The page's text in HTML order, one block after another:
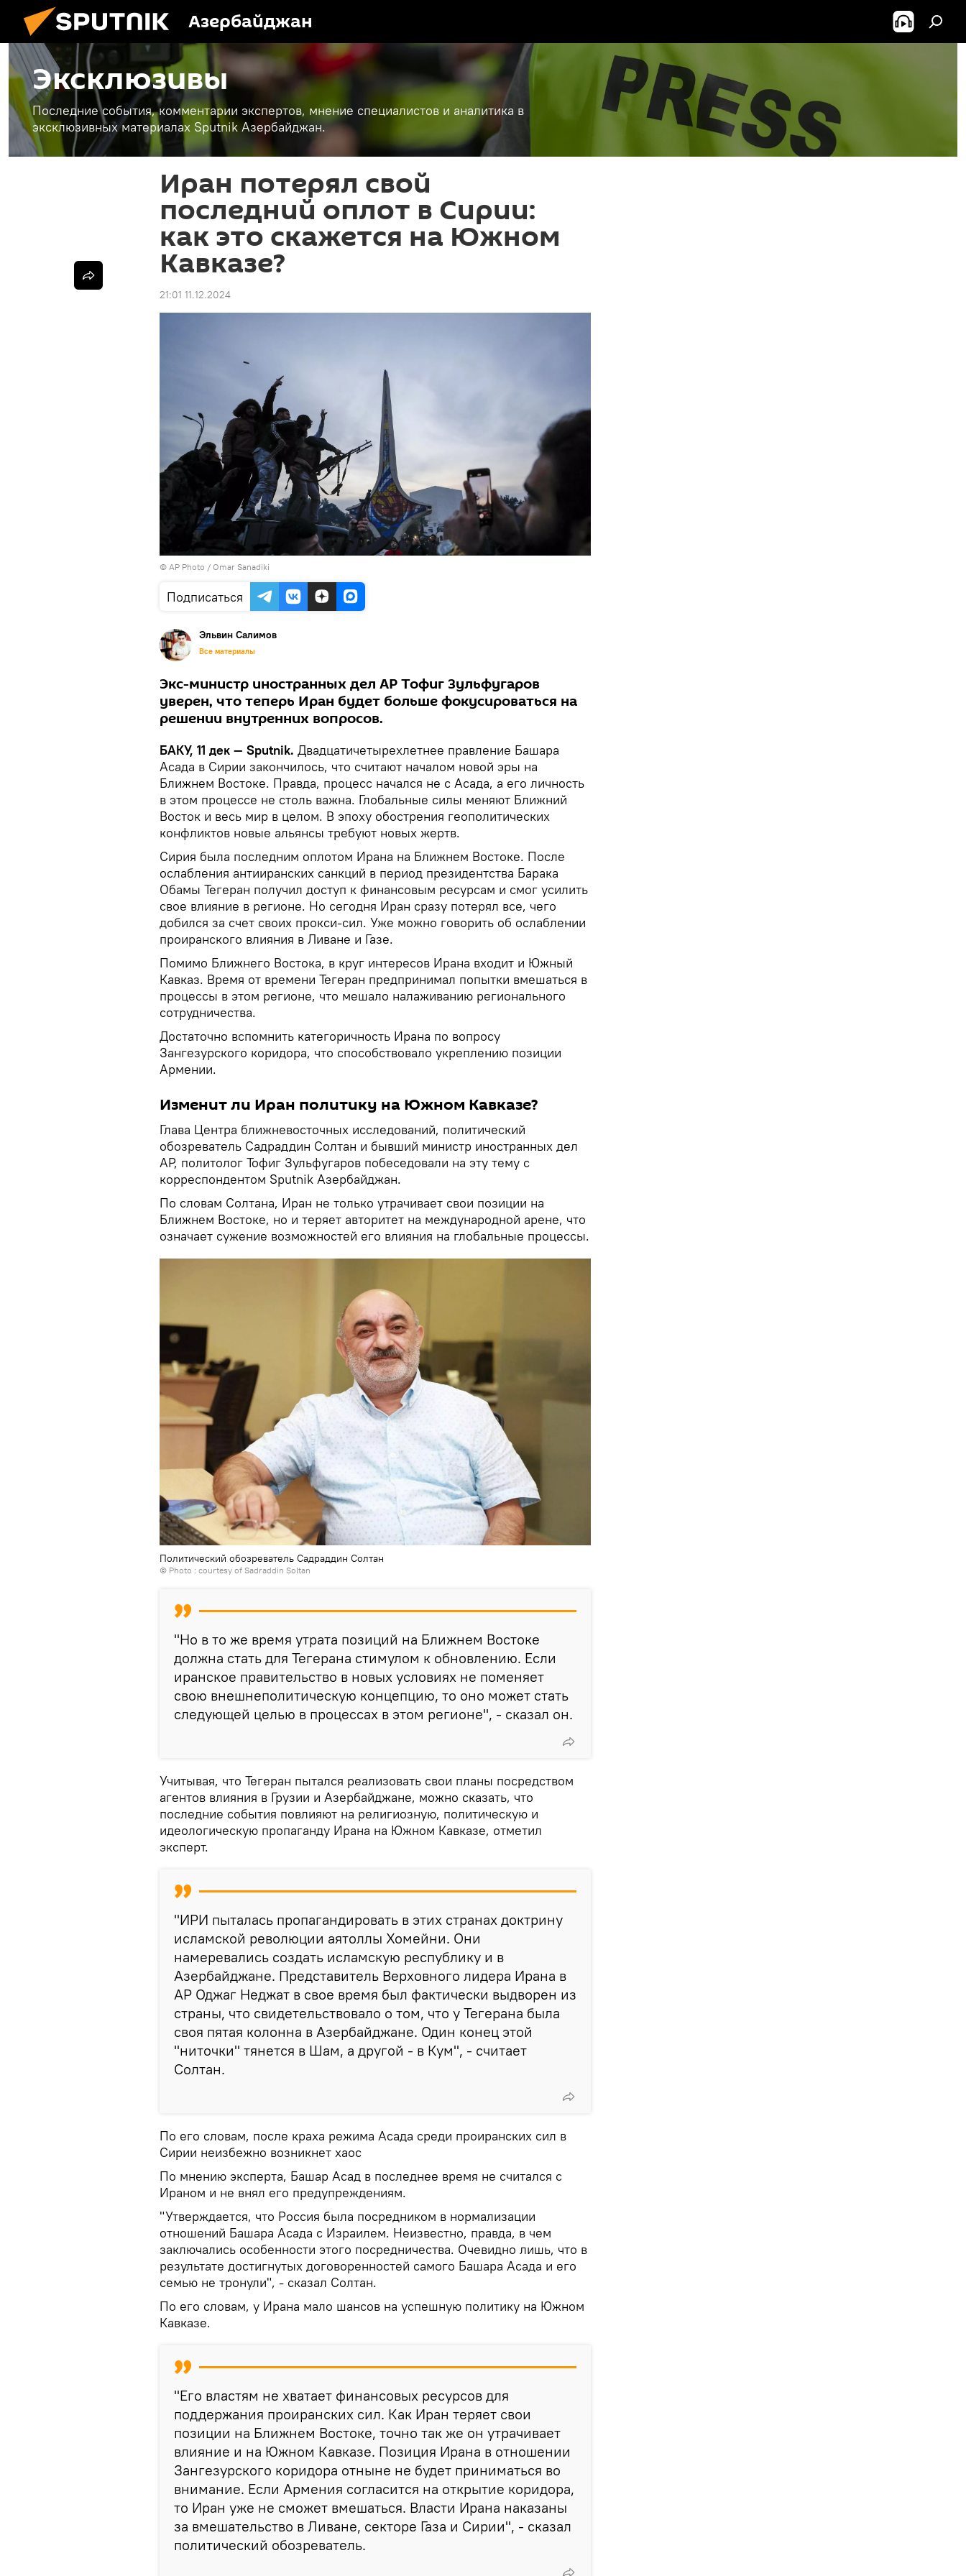
Азербайджан
Эксклюзивы
Последние события, комментарии экспертов, мнение специалистов и аналитика в
эксклюзивных материалах Sputnik Азербайджан.
Иран потерял свой
последний оплот в Сирии:
как это скажется на Южном
Кавказе?
21:01 11.12.2024
© AP Photo / Omar Sanadiki
Подписаться
Эльвин Салимов
Все материалы
Экс-министр иностранных дел АР Тофиг Зульфугаров
уверен, что теперь Иран будет больше фокусироваться на
решении внутренних вопросов.
БАКУ, 11 дек — Sputnik. Двадцатичетырехлетнее правление Башара
Асада в Сирии закончилось, что считают началом новой эры на
Ближнем Востоке. Правда, процесс начался не с Асада, а его личность
в этом процессе не столь важна. Глобальные силы меняют Ближний
Восток и весь мир в целом. В эпоху обострения геополитических
конфликтов новые альянсы требуют новых жертв.
Сирия была последним оплотом Ирана на Ближнем Востоке. После
ослабления антииранских санкций в период президентства Барака
Обамы Тегеран получил доступ к финансовым ресурсам и смог усилить
свое влияние в регионе. Но сегодня Иран сразу потерял все, чего
добился за счет своих прокси-сил. Уже можно говорить об ослаблении
проиранского влияния в Ливане и Газе.
Помимо Ближнего Востока, в круг интересов Ирана входит и Южный
Кавказ. Время от времени Тегеран предпринимал попытки вмешаться в
процессы в этом регионе, что мешало налаживанию регионального
сотрудничества.
Достаточно вспомнить категоричность Ирана по вопросу
Зангезурского коридора, что способствовало укреплению позиции
Армении.
Изменит ли Иран политику на Южном Кавказе?
Глава Центра ближневосточных исследований, политический
обозреватель Садраддин Солтан и бывший министр иностранных дел
АР, политолог Тофиг Зульфугаров побеседовали на эту тему с
корреспондентом Sputnik Азербайджан.
По словам Солтана, Иран не только утрачивает свои позиции на
Ближнем Востоке, но и теряет авторитет на международной арене, что
означает сужение возможностей его влияния на глобальные процессы.
Политический обозреватель Садраддин Солтан
© Photo : courtesy of Sadraddin Soltan
"Но в то же время утрата позиций на Ближнем Востоке
должна стать для Тегерана стимулом к обновлению. Если
иранское правительство в новых условиях не поменяет
свою внешнеполитическую концепцию, то оно может стать
следующей целью в процессах в этом регионе", - сказал он.
Учитывая, что Тегеран пытался реализовать свои планы посредством
агентов влияния в Грузии и Азербайджане, можно сказать, что
последние события повлияют на религиозную, политическую и
идеологическую пропаганду Ирана на Южном Кавказе, отметил
эксперт.
"ИРИ пыталась пропагандировать в этих странах доктрину
исламской революции аятоллы Хомейни. Они
намеревались создать исламскую республику и в
Азербайджане. Представитель Верховного лидера Ирана в
АР Оджаг Неджат в свое время был фактически выдворен из
страны, что свидетельствовало о том, что у Тегерана была
своя пятая колонна в Азербайджане. Один конец этой
"ниточки" тянется в Шам, а другой - в Кум", - считает
Солтан.
По его словам, после краха режима Асада среди проиранских сил в
Сирии неизбежно возникнет хаос
По мнению эксперта, Башар Асад в последнее время не считался с
Ираном и не внял его предупреждениям.
"Утверждается, что Россия была посредником в нормализации
отношений Башара Асада с Израилем. Неизвестно, правда, в чем
заключались особенности этого посредничества. Очевидно лишь, что в
результате достигнутых договоренностей самого Башара Асада и его
семью не тронули", - сказал Солтан.
По его словам, у Ирана мало шансов на успешную политику на Южном
Кавказе.
"Его властям не хватает финансовых ресурсов для
поддержания проиранских сил. Как Иран теряет свои
позиции на Ближнем Востоке, точно так же он утрачивает
влияние и на Южном Кавказе. Позиция Ирана в отношении
Зангезурского коридора отныне не будет приниматься во
внимание. Если Армения согласится на открытие коридора,
то Иран уже не сможет вмешаться. Власти Ирана наказаны
за вмешательство в Ливане, секторе Газа и Сирии", - сказал
политический обозреватель.